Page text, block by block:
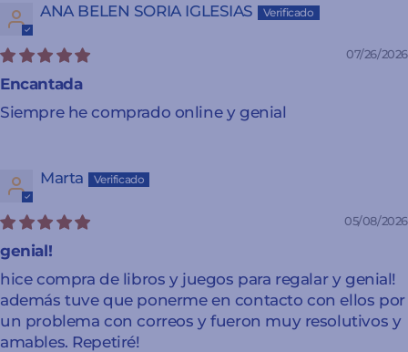
ANA BELEN SORIA IGLESIAS
07/26/2026
Encantada
Siempre he comprado online y genial
Marta
05/08/2026
genial!
hice compra de libros y juegos para regalar y genial!
además tuve que ponerme en contacto con ellos por
un problema con correos y fueron muy resolutivos y
amables. Repetiré!